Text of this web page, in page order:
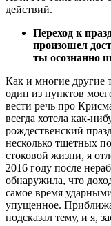
действий.
Переход к
произошел
ты осознанно
Как и многие другие
один из пунктов
вести речь про
всегда хотела как-
рождественский
несколько тщетных
стоковой жизни, я
2016 году после
обнаружила, что
самое время
упущенное.
подсказал тему, и я,